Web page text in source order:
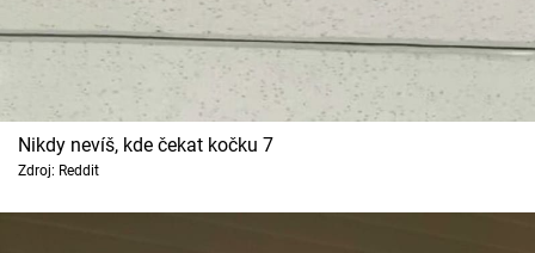
Nikdy nevíš, kde čekat kočku 7
Zdroj: Reddit